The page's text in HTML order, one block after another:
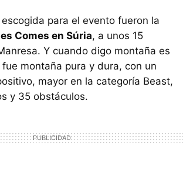
para el evento fueron la
Comes en Súria, a unos 15
Y cuando digo montaña es
montaña pura y dura, con un
mayor en la categoría Beast,
y 35 obstáculos.